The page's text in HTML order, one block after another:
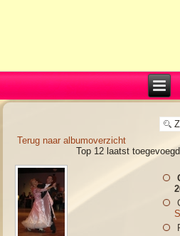
Terug naar albumoverzicht
Top 12 laatst